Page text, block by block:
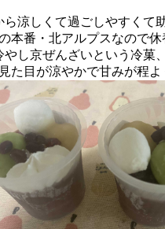
涼しくて過ごしやすくて
番・北アルプスなので休
し京ぜんざいという冷菓
目が涼やかで甘みが程